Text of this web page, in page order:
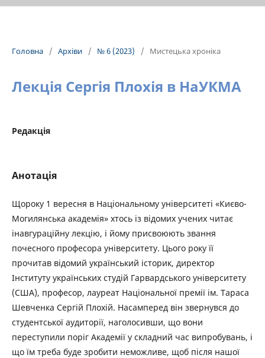
Головна / Архіви / № 6 (2023) / Мистецька хроніка
Лекція Сергія Плохія в НаУКМА
Редакція
Анотація
Щороку 1 вересня в Національному університеті «Києво-
Могилянська академія» хтось із відомих учених читає
інавгураційну лекцію, і йому присвоюють звання
почесного професора університету. Цього року її
прочитав відомий український історик, директор
Інституту українських студій Гарвардського університету
(США), професор, лауреат Національної премії ім. Тараса
Шевченка Сергій Плохій. Насамперед він звернувся до
студентської аудиторії, наголосивши, що вони
переступили поріг Академії у складний час випробувань, і
що їм треба буде зробити неможливе, щоб після нашої